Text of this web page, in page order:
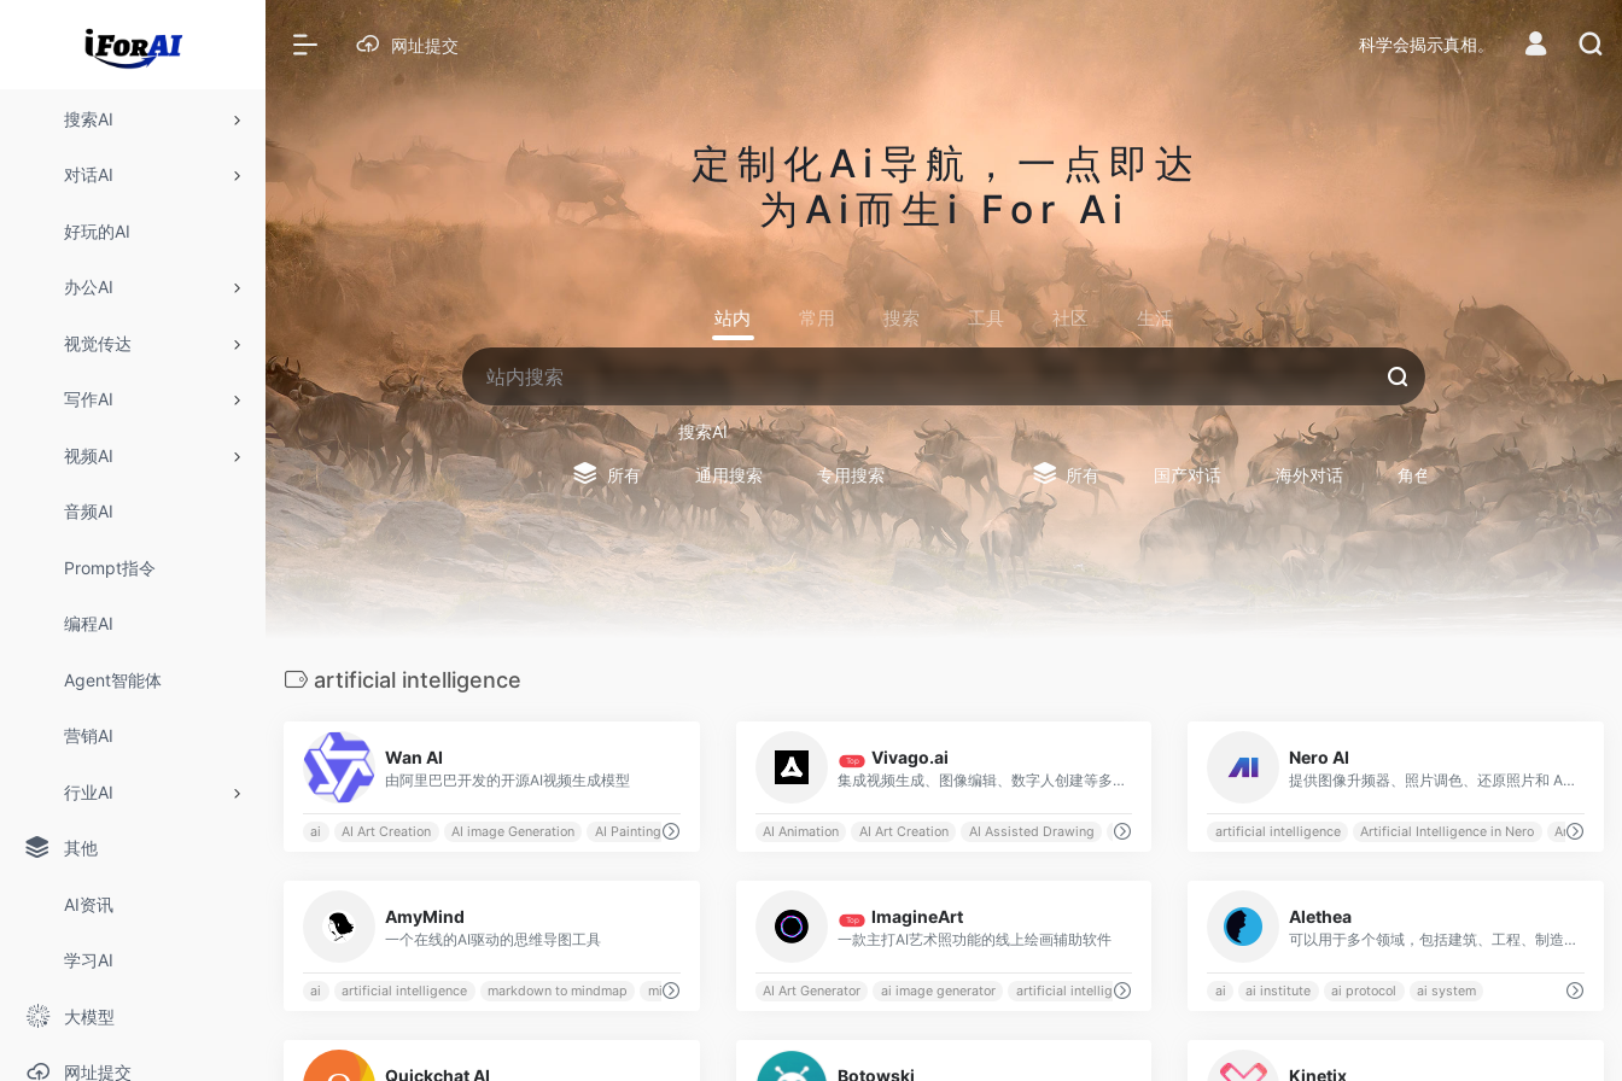
搜索AI
对话AI
好玩的AI
办公AI
视觉传达
写作AI
视频AI
音频AI
Prompt指令
编程AI
Agent智能体
营销AI
行业AI
其他
AI资讯
学习AI
大模型
网址提交
网址提交 科学会揭示真相。
定制化Ai导航，一点即达
为Ai而生i For Ai
站内 常用 搜索 工具 社区 生活
搜索AI
所有 通用搜索 专用搜索
对话AI
所有 国产对话 海外对话 角色型对话 专用型对话
artificial intelligence
Wan AI
由阿里巴巴开发的开源AI视频生成模型
ai AI Art Creation AI image Generation AI Painting
Top Vivago.ai
集成视频生成、图像编辑、数字人创建等多元功能，主打“文本/图像转动态内容”的智能化解决方案
AI Animation AI Art Creation AI Assisted Drawing AI Content
Nero AI
提供图像升频器、照片调色、还原照片和 AI 生成头像等功能
artificial intelligence Artificial Intelligence in Nero Artificial
AmyMind
一个在线的AI驱动的思维导图工具
ai artificial intelligence markdown to mindmap mind map
Top ImagineArt
一款主打AI艺术照功能的线上绘画辅助软件
AI Art Generator ai image generator artificial intelligence automation
Alethea
可以用于多个领域，包括建筑、工程、制造、医疗保健等
ai ai institute ai protocol ai system
Quickchat AI Botowski Kinetix